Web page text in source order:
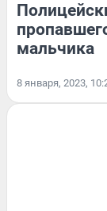
мальчика
8 января, 2023,